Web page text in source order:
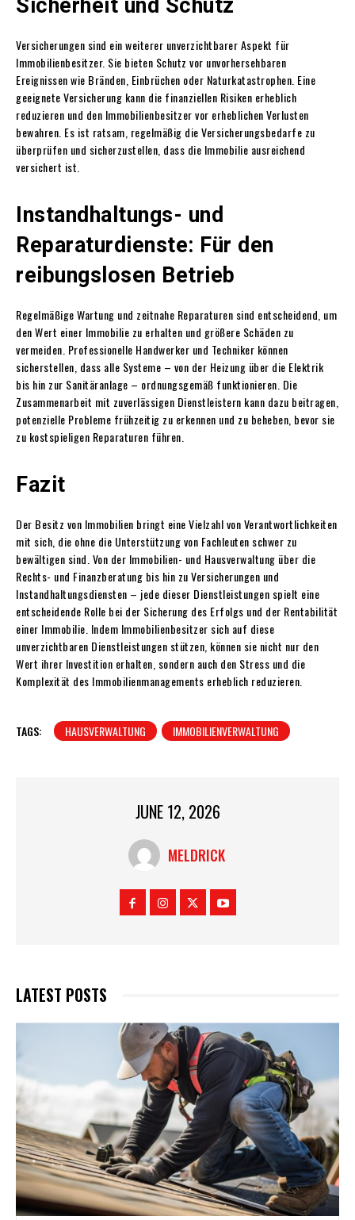
Sicherheit und Schutz
Versicherungen sind ein weiterer unverzichtbarer Aspekt für
Immobilienbesitzer. Sie bieten Schutz vor unvorhersehbaren
Ereignissen wie Bränden, Einbrüchen oder Naturkatastrophen. Eine
geeignete Versicherung kann die finanziellen Risiken erheblich
reduzieren und den Immobilienbesitzer vor erheblichen Verlusten
bewahren. Es ist ratsam, regelmäßig die Versicherungsbedarfe zu
überprüfen und sicherzustellen, dass die Immobilie ausreichend
versichert ist.
Instandhaltungs- und
Reparaturdienste: Für den
reibungslosen Betrieb
Regelmäßige Wartung und zeitnahe Reparaturen sind entscheidend, um
den Wert einer Immobilie zu erhalten und größere Schäden zu
vermeiden. Professionelle Handwerker und Techniker können
sicherstellen, dass alle Systeme – von der Heizung über die Elektrik
bis hin zur Sanitäranlage – ordnungsgemäß funktionieren. Die
Zusammenarbeit mit zuverlässigen Dienstleistern kann dazu beitragen,
potenzielle Probleme frühzeitig zu erkennen und zu beheben, bevor sie
zu kostspieligen Reparaturen führen.
Fazit
Der Besitz von Immobilien bringt eine Vielzahl von Verantwortlichkeiten
mit sich, die ohne die Unterstützung von Fachleuten schwer zu
bewältigen sind. Von der Immobilien- und Hausverwaltung über die
Rechts- und Finanzberatung bis hin zu Versicherungen und
Instandhaltungsdiensten – jede dieser Dienstleistungen spielt eine
entscheidende Rolle bei der Sicherung des Erfolgs und der Rentabilität
einer Immobilie. Indem Immobilienbesitzer sich auf diese
unverzichtbaren Dienstleistungen stützen, können sie nicht nur den
Wert ihrer Investition erhalten, sondern auch den Stress und die
Komplexität des Immobilienmanagements erheblich reduzieren.
TAGS: HAUSVERWALTUNG IMMOBILIENVERWALTUNG
JUNE 12, 2026
MELDRICK
LATEST POSTS